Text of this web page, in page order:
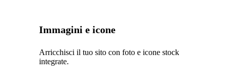
Immagini e icone
Arricchisci il tuo sito con foto e icone stock
integrate.